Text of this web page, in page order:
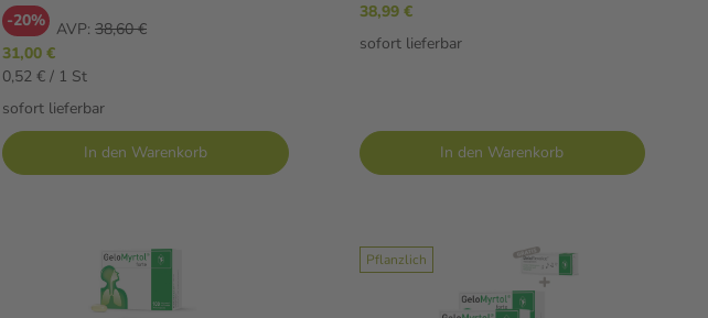
-20% AVP: 38,60 €
31,00 €
0,52 € / 1 St
sofort lieferbar
In den Warenkorb
38,99 €
sofort lieferbar
In den Warenkorb
Pflanzlich